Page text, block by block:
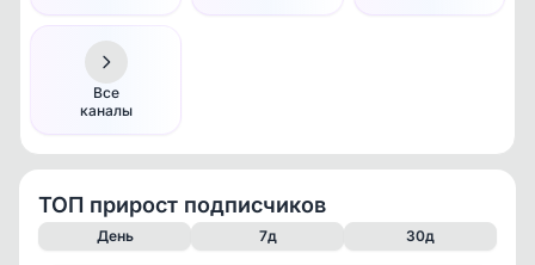
Каналы с
доходом |
Купить /
продать
канал | Биржа
Все
каналы
ТОП прирост подписчиков
День 7д 30д